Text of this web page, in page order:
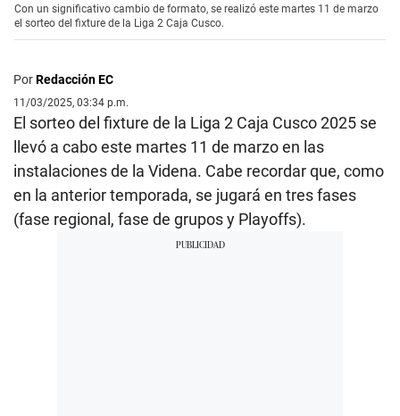
Con un significativo cambio de formato, se realizó este martes 11 de marzo
el sorteo del fixture de la Liga 2 Caja Cusco.
PorRedacción EC
11/03/2025, 03:34 p.m.
El sorteo del fixture de la Liga 2 Caja Cusco 2025 se
llevó a cabo este martes 11 de marzo en las
instalaciones de la Videna. Cabe recordar que, como
en la anterior temporada, se jugará en tres fases
(fase regional, fase de grupos y Playoffs).